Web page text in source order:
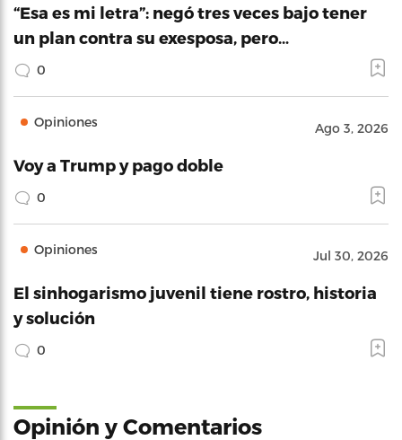
“Esa es mi letra”: negó tres veces bajo tener
un plan contra su exesposa, pero…
0
Opiniones Ago 3, 2026
Voy a Trump y pago doble
0
Opiniones Jul 30, 2026
El sinhogarismo juvenil tiene rostro, historia
y solución
0
Opinión y Comentarios